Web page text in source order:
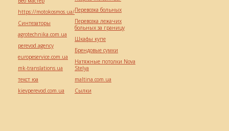
https://motokosmos.ua/
Синтезаторы
agrotechnika.com.ua
perevod.agency
europeservice.com.ua
mk-translations.ua
текст юа
kievperevod.com.ua
Перевозка больных
Перевозка лежачих
больных за границу
Шкафы купе
Брендовые сумки
Натяжные потолки Nova
Stelya
maltina.com.ua
Cылки